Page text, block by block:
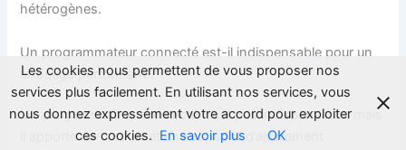
hétérogènes.
Un programmateur connecté est-il indispensable pour un
arrosage performant ?
Un programmateur connecté n’est pas indispensable, mais
il apporte un confort et une capacité d’ajustement
Les cookies nous permettent de vous proposer nos
services plus facilement. En utilisant nos services, vous
nous donnez expressément votre accord pour exploiter
ces cookies. En savoir plus OK